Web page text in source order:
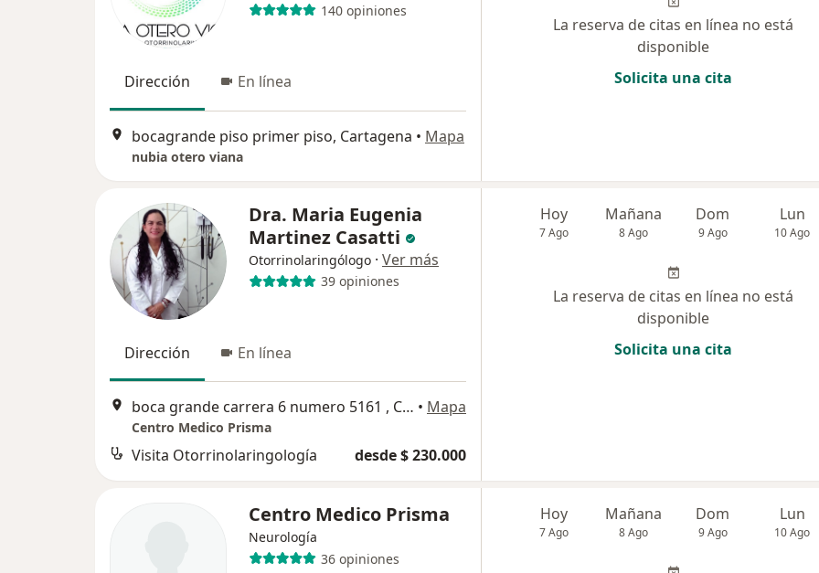
140 opiniones
Dirección En línea
bocagrande piso primer piso, Cartagena • Mapa
nubia otero viana
La reserva de citas en línea no está
disponible
Solicita una cita
Dra. Maria Eugenia
Martinez Casatti
Otorrinolaringólogo · Ver más
39 opiniones
Dirección En línea
boca grande carrera 6 numero 5161 , Cartagena • Mapa
Centro Medico Prisma
Visita Otorrinolaringología desde $ 230.000
Hoy
7 Ago
Mañana
8 Ago
Dom
9 Ago
Lun
10 Ago
La reserva de citas en línea no está
disponible
Solicita una cita
Centro Medico Prisma
Neurología
36 opiniones
Hoy
7 Ago
Mañana
8 Ago
Dom
9 Ago
Lun
10 Ago